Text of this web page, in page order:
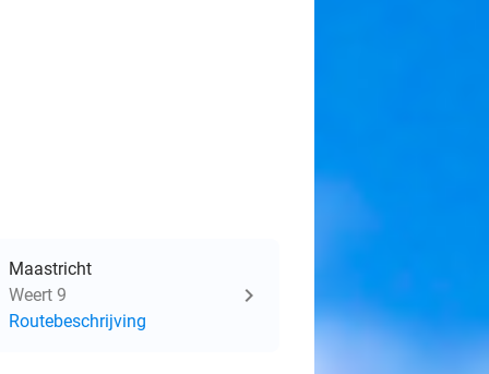
Maastricht
Weert 9
Routebeschrijving